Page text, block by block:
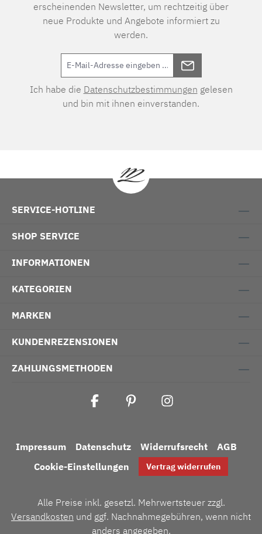
erscheinenden Newsletter, um rechtzeitig über
neue Produkte und Angebote informiert zu
werden.
Ich habe die Datenschutzbestimmungen gelesen
und bin mit ihnen einverstanden.
SERVICE-HOTLINE
SHOP SERVICE
INFORMATIONEN
KATEGORIEN
MARKEN
KUNDENREZENSIONEN
ZAHLUNGSMETHODEN
Impressum Datenschutz Widerrufsrecht
AGB
Cookie-Einstellungen
Vertrag widerrufen
Alle Preise inkl. gesetzl. Mehrwertsteuer zzgl.
Versandkosten und ggf. Nachnahmegebühren, wenn nicht
anders angegeben.